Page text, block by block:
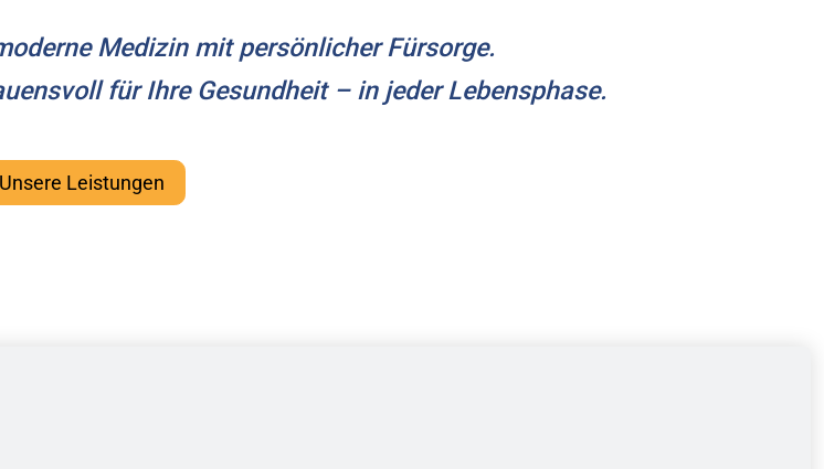
Medizin mit persönlicher Fürsorge.
für Ihre Gesundheit – in jeder Lebensphase.
Unsere Leistungen